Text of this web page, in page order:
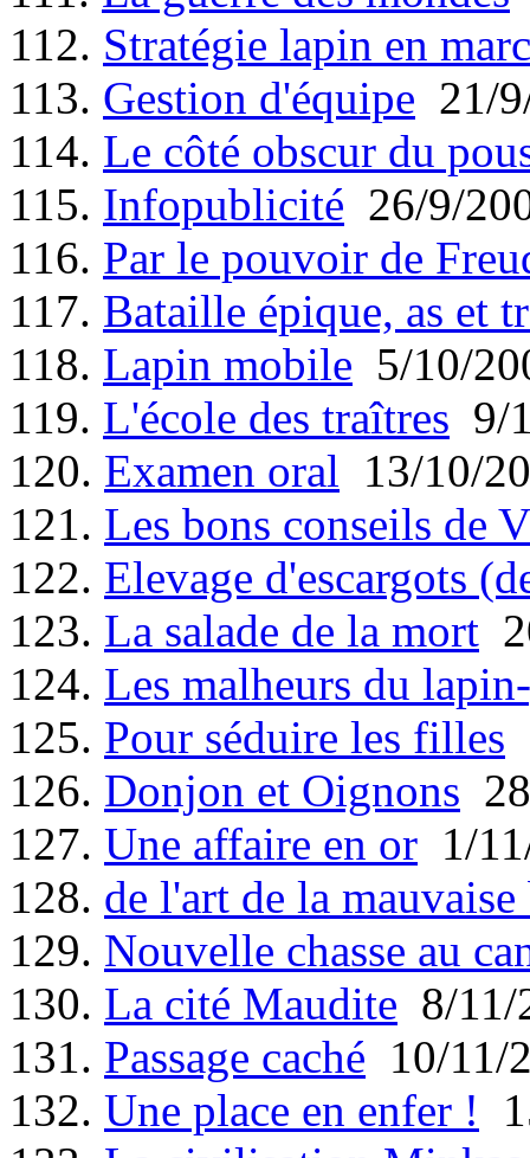
112. Stratégie lapin en
113. Gestion d'équipe 21/
114. Le côté obscur du
115. Infopublicité 26/9/
116. Par le pouvoir de
117. Bataille épique, as et
118. Lapin mobile 5/10/
119. L'école des traîtres 9/
120. Examen oral 13/10/
121. Les bons conseils de
122. Elevage d'escargots
123. La salade de la mort
124. Les malheurs du
125. Pour séduire les filles
126. Donjon et Oignons
127. Une affaire en or 1/
128. de l'art de la
129. Nouvelle chasse au
130. La cité Maudite 8/11/
131. Passage caché 10/11/
132. Une place en enfer !